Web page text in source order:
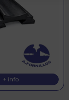
+ info